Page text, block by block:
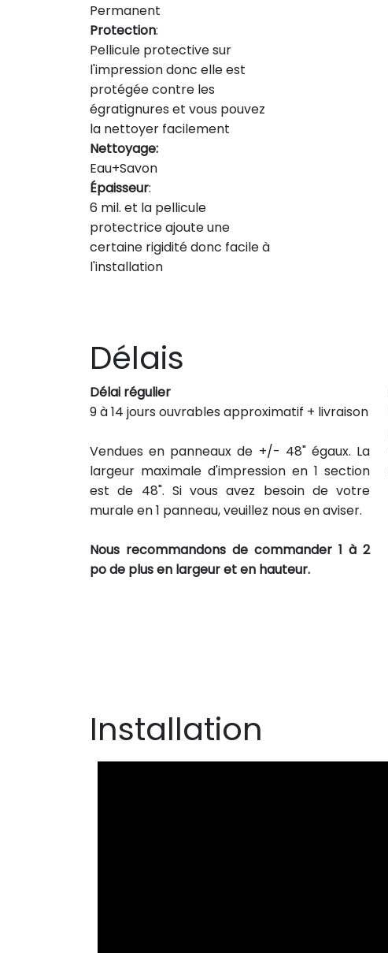
Permanent
Protection:
Pellicule protective sur
l'impression donc elle est
protégée contre les
égratignures et vous pouvez
la nettoyer facilement
Nettoyage:
Eau+Savon
Épaisseur:
6 mil. et la pellicule
protectrice ajoute une
certaine rigidité donc facile à
l'installation
Délais
Délai régulier
9 à 14 jours ouvrables approximatif + livraison
Vendues en panneaux de +/- 48" égaux. La
largeur maximale d'impression en 1 section
est de 48". Si vous avez besoin de votre
murale en 1 panneau, veuillez nous en aviser.
Nous recommandons de commander 1 à 2
po de plus en largeur et en hauteur.
Installation